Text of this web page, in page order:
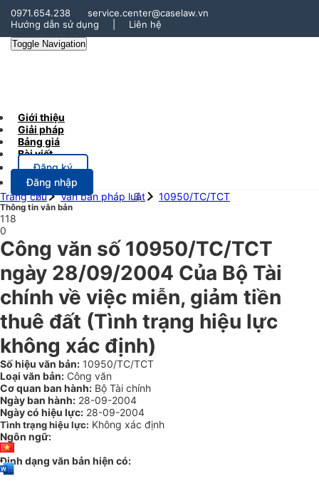
0971.654.238
service.center@caselaw.vn
Hướng dẫn sử dụng
Liên hệ
Toggle Navigation
Giới thiệu
Giải pháp
Bảng giá
Bài viết
Đăng ký
Đăng nhập
Trang chủ
Văn bản pháp luật 10950/TC/TCT
Thông tin văn bản
118
0
Công văn số 10950/TC/TCT
ngày 28/09/2004 Của Bộ Tài
chính về việc miễn, giảm tiền
thuê đất (Tình trạng hiệu lực
không xác định)
Số hiệu văn bản: 10950/TC/TCT
Loại văn bản: Công văn
Cơ quan ban hành: Bộ Tài chính
Ngày ban hành: 28-09-2004
Ngày có hiệu lực: 28-09-2004
Tình trạng hiệu lực: Không xác định
Ngôn ngữ:
Định dạng văn bản hiện có: